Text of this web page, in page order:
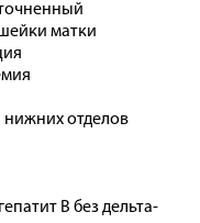
матки
отделов
B без дельта-